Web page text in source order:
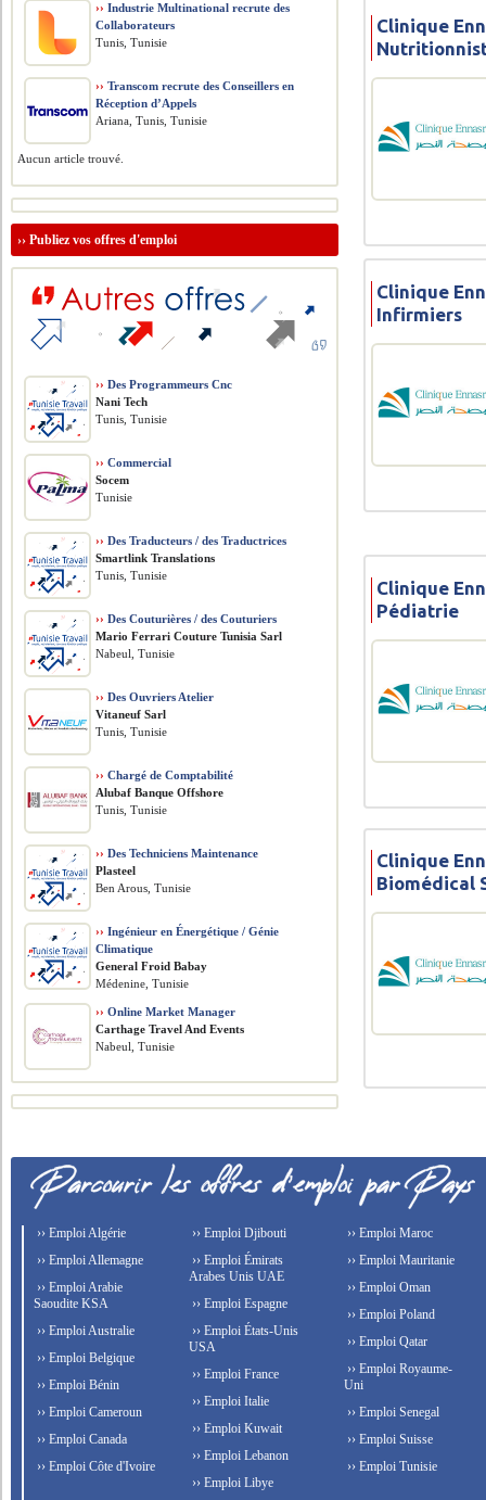
Clinique
Clinique
Infirmiers
Clinique
Pédiatrie
Clinique
Biomédical
›› Industrie Multinational recrute des
Collaborateurs
Tunis, Tunisie
›› Transcom recrute des Conseillers en
Réception d’Appels
Ariana, Tunis, Tunisie
Aucun article trouvé.
››Publiez vos offres d'emploi
›› Des Programmeurs Cnc
Nani Tech
Tunis, Tunisie
›› Commercial
Socem
Tunisie
›› Des Traducteurs / des Traductrices
Smartlink Translations
Tunis, Tunisie
›› Des Couturières / des Couturiers
Mario Ferrari Couture Tunisia Sarl
Nabeul, Tunisie
›› Des Ouvriers Atelier
Vitaneuf Sarl
Tunis, Tunisie
›› Chargé de Comptabilité
Alubaf Banque Offshore
Tunis, Tunisie
›› Des Techniciens Maintenance
Plasteel
Ben Arous, Tunisie
›› Ingénieur en Énergétique / Génie
Climatique
General Froid Babay
Médenine, Tunisie
›› Online Market Manager
Carthage Travel And Events
Nabeul, Tunisie
›› Emploi Algérie
›› Emploi Allemagne
›› Emploi Arabie
Saoudite KSA
›› Emploi Australie
›› Emploi Belgique
›› Emploi Bénin
›› Emploi Cameroun
›› Emploi Canada
›› Emploi Côte d'Ivoire
›› Emploi Djibouti
›› Emploi Émirats
Arabes Unis UAE
›› Emploi Espagne
›› Emploi États-Unis
USA
›› Emploi France
›› Emploi Italie
›› Emploi Kuwait
›› Emploi Lebanon
›› Emploi Libye
›› Emploi Maroc
›› Emploi Mauritanie
›› Emploi Oman
›› Emploi Poland
›› Emploi Qatar
›› Emploi Royaume-
Uni
›› Emploi Senegal
›› Emploi Suisse
›› Emploi Tunisie